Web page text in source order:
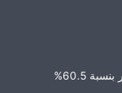
60.5%